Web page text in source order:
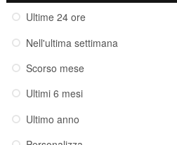
Ultime 24 ore
Nell'ultima settimana
Scorso mese
Ultimi 6 mesi
Ultimo anno